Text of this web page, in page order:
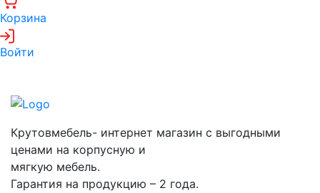
Корзина
Войти
Крутовмебель- интернет магазин с выгодными
ценами на корпусную и
мягкую мебель.
Гарантия на продукцию – 2 года.